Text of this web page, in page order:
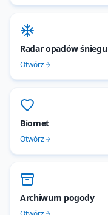
Radar opadów śniegu
Otwórz
Biomet
Otwórz
Archiwum pogody